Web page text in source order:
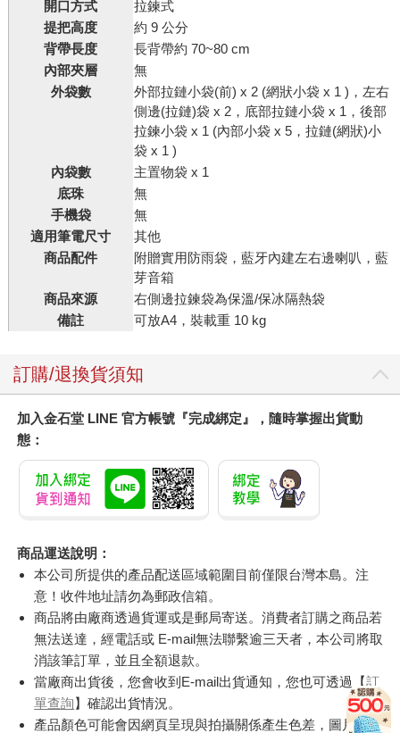
開口方式
拉鍊式
提把高度
約 9 公分
背帶長度
長背帶約 70~80 cm
內部夾層
無
外袋數
外部拉鏈小袋(前) x 2 (網狀小袋 x 1 )，左右
側邊(拉鏈)袋 x 2，底部拉鏈小袋 x 1，後部
拉鍊小袋 x 1 (內部小袋 x 5，拉鏈(網狀)小
袋 x 1 )
內袋數
主置物袋 x 1
底珠
無
手機袋
無
適用筆電尺寸
其他
商品配件
附贈實用防雨袋，藍牙內建左右邊喇叭，藍
芽音箱
商品來源
右側邊拉鍊袋為保溫/保冰隔熱袋
備註
可放A4，裝載重 10 kg
訂購/退換貨須知
加入金石堂 LINE 官方帳號『完成綁定』，隨時掌握出貨動
態：
商品運送說明：
本公司所提供的產品配送區域範圍目前僅限台灣本島。注
意！收件地址請勿為郵政信箱。
商品將由廠商透過貨運或是郵局寄送。消費者訂購之商品若
無法送達，經電話或 E-mail無法聯繫逾三天者，本公司將取
消該筆訂單，並且全額退款。
當廠商出貨後，您會收到E-mail出貨通知，您也可透過【訂
單查詢】確認出貨情況。
產品顏色可能會因網頁呈現與拍攝關係產生色差，圖片僅供